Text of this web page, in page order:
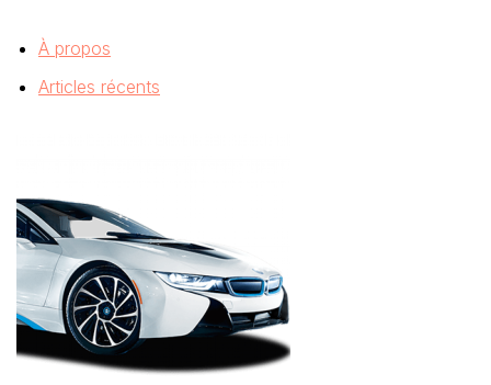
À propos
Articles récents